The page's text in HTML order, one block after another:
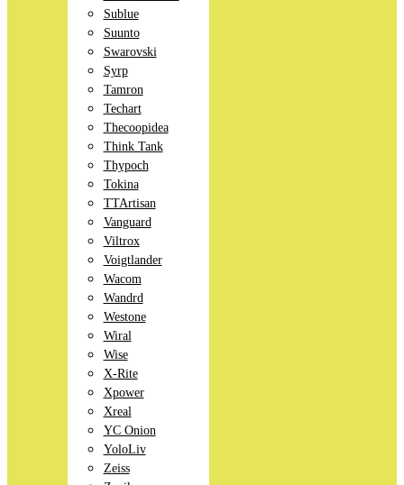
Sublue
Suunto
Swarovski
Syrp
Tamron
Techart
Thecoopidea
Think Tank
Thypoch
Tokina
TTArtisan
Vanguard
Viltrox
Voigtlander
Wacom
Wandrd
Westone
Wiral
Wise
X-Rite
Xpower
Xreal
YC Onion
YoloLiv
Zeiss